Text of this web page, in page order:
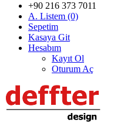
+90 216 373 7011
A. Listem (0)
Sepetim
Kasaya Git
Hesabım
Kayıt Ol
Oturum Aç